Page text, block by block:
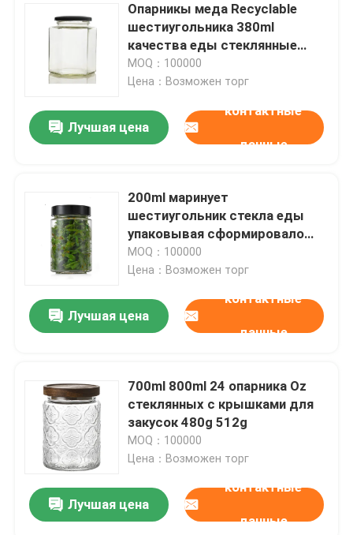
Дом
Ролики
О нас
Путешествие фабрики
Опарникы меда Recyclable
шестиугольника 380ml
качества еды стеклянные
13*13*13cm
MOQ：100000
Цена：Возможен торг
Лучшая цена
контактные
данные
200ml маринует
шестиугольник стекла еды
упаковывая сформировало
стеклянные опарникы 6.7oz
MOQ：100000
Цена：Возможен торг
Лучшая цена
контактные
данные
700ml 800ml 24 опарника Oz
стеклянных с крышками для
закусок 480g 512g
MOQ：100000
Цена：Возможен торг
Лучшая цена
контактные
данные